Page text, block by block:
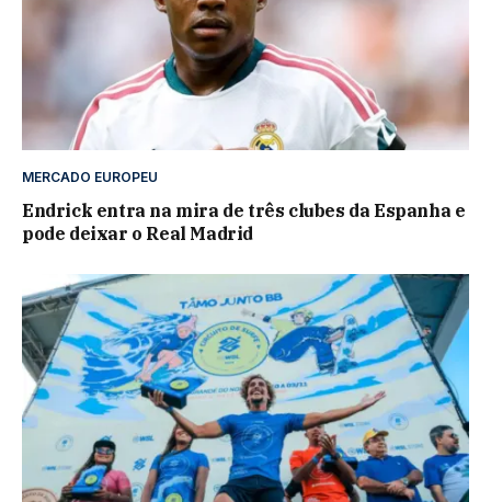
MERCADO EUROPEU
Endrick entra na mira de três clubes da Espanha e
pode deixar o Real Madrid